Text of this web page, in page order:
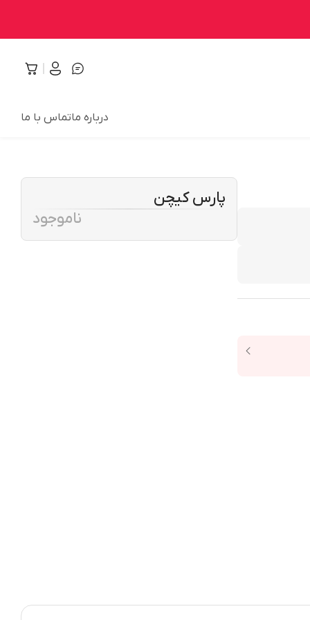
درباره ماتماس با ما
پارس کیچن
ناموجود